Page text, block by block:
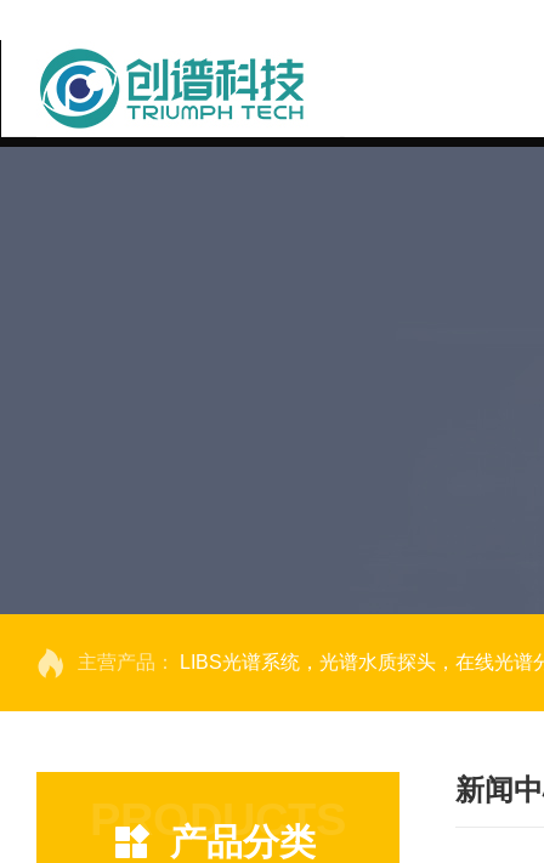
主营产品： LIBS光谱系统，光谱水质探头，在线光谱分析，高光谱相机，量子效
PRODUCTS
产品分类
新闻